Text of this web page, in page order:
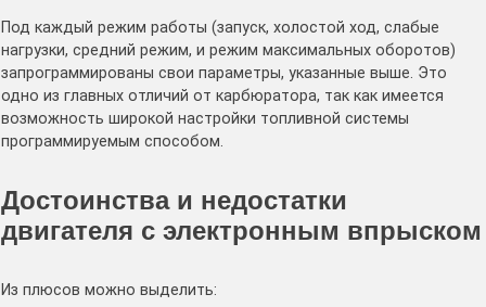
Под каждый режим работы (запуск, холостой ход, слабые
нагрузки, средний режим, и режим максимальных оборотов)
запрограммированы свои параметры, указанные выше. Это
одно из главных отличий от карбюратора, так как имеется
возможность широкой настройки топливной системы
программируемым способом.
Достоинства и недостатки
двигателя с электронным впрыском
Из плюсов можно выделить: